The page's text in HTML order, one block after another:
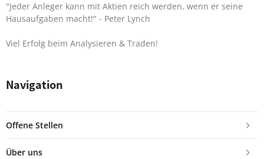
"Jeder Anleger kann mit Aktien reich werden, wenn er seine
Hausaufgaben macht!" - Peter Lynch
Viel Erfolg beim Analysieren & Traden!
Navigation
Offene Stellen
Über uns